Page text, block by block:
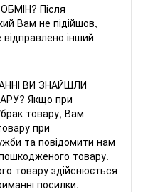
Після
Вам не підійшов,
інший
ВИ ЗНАЙШЛИ
Якщо при
товару, Вам
при
та повідомити нам
товару.
товару здійснюється
посилки.